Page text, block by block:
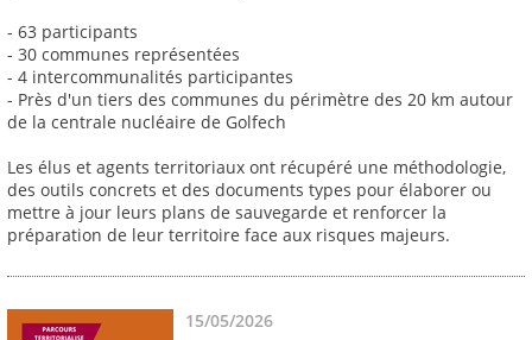
- 63 participants
- 30 communes représentées
- 4 intercommunalités participantes
- Près d'un tiers des communes du périmètre des 20 km autour
de la centrale nucléaire de Golfech
Les élus et agents territoriaux ont récupéré une méthodologie,
des outils concrets et des documents types pour élaborer ou
mettre à jour leurs plans de sauvegarde et renforcer la
préparation de leur territoire face aux risques majeurs.
15/05/2026